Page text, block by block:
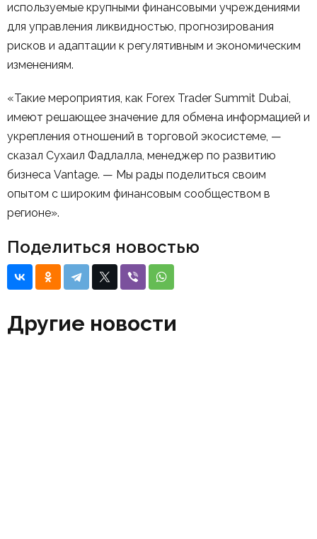
используемые крупными финансовыми учреждениями
для управления ликвидностью, прогнозирования
рисков и адаптации к регулятивным и экономическим
изменениям.
«Такие мероприятия, как Forex Trader Summit Dubai,
имеют решающее значение для обмена информацией и
укрепления отношений в торговой экосистеме, —
сказал Сухаил Фадлалла, менеджер по развитию
бизнеса Vantage. — Мы рады поделиться своим
опытом с широким финансовым сообществом в
регионе».
Поделиться новостью
Другие новости